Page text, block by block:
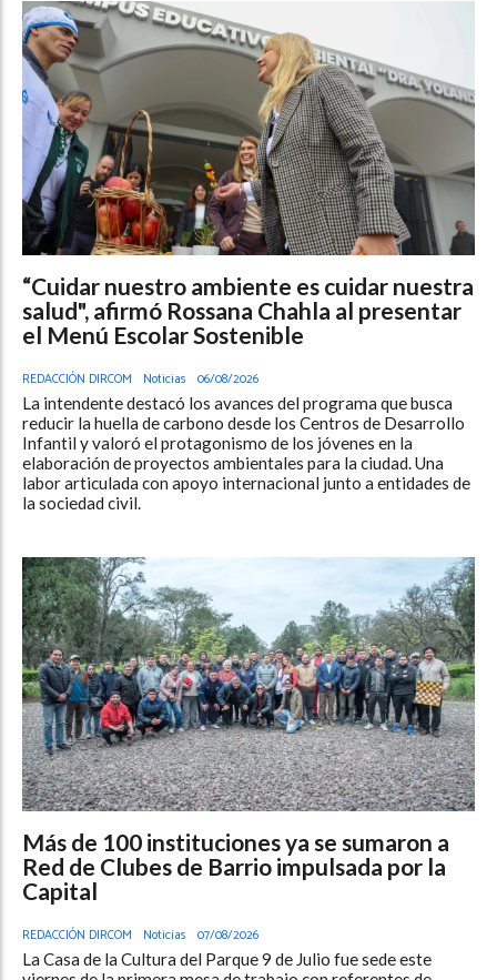
“Cuidar nuestro ambiente es cuidar nuestra
salud", afirmó Rossana Chahla al presentar
el Menú Escolar Sostenible
REDACCIÓN DIRCOM Noticias 06/08/2026
La intendente destacó los avances del programa que busca
reducir la huella de carbono desde los Centros de Desarrollo
Infantil y valoró el protagonismo de los jóvenes en la
elaboración de proyectos ambientales para la ciudad. Una
labor articulada con apoyo internacional junto a entidades de
la sociedad civil.
Más de 100 instituciones ya se sumaron a
Red de Clubes de Barrio impulsada por la
Capital
REDACCIÓN DIRCOM Noticias 07/08/2026
La Casa de la Cultura del Parque 9 de Julio fue sede este